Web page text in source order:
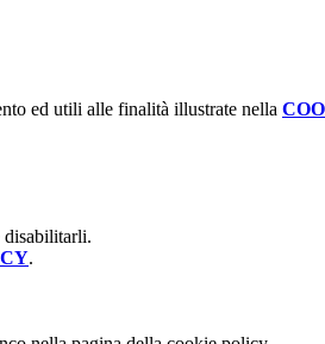
ed utili alle finalità illustrate nella
disabilitarli.
.